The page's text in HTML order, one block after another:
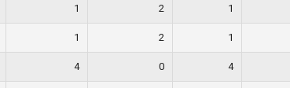
1
2
1
1
2
1
4
0
4